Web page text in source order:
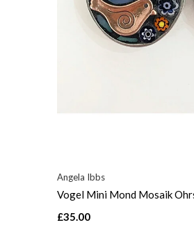
Angela Ibbs
Vogel Mini Mond Mosaik
£35.00